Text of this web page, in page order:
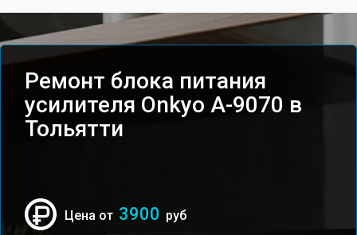
Ремонт блока питания
усилителя Onkyo A-9070 в
Тольятти
Цена от 3900 руб